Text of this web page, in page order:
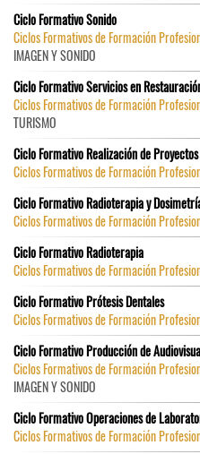
Ciclo Formativo Sonido
Ciclos Formativos de Formación
IMAGEN Y SONIDO
Ciclo Formativo Servicios en
Ciclos Formativos de Formación
TURISMO
Ciclo Formativo Realización de
Ciclos Formativos de Formación
Ciclo Formativo Radioterapia y
Ciclos Formativos de Formación
Ciclo Formativo Radioterapia
Ciclos Formativos de Formación
Ciclo Formativo Prótesis Dentales
Ciclos Formativos de Formación
Ciclo Formativo Producción de
Ciclos Formativos de Formación
IMAGEN Y SONIDO
Ciclo Formativo Operaciones de
Ciclos Formativos de Formación